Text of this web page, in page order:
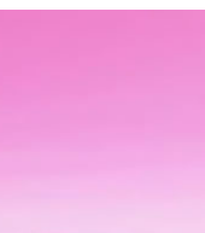
Beratung, Reiki
Beratung und ✔️
✉.